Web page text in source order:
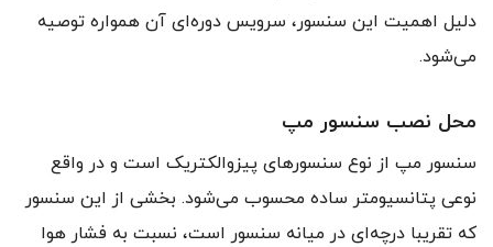
دلیل اهمیت این سنسور، سرویس دوره‌ای آن همواره توصیه
می‌شود.
محل نصب سنسور مپ
سنسور مپ از نوع سنسورهای پیزوالکتریک است و در واقع
نوعی پتانسیومتر ساده محسوب می‌شود. بخشی از این سنسور
که تقریبا درچه‌ای در میانه سنسور است، نسبت به فشار هوا